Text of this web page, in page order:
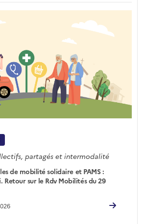
partagés et intermodalité
de mobilité solidaire et PAMS :
Retour sur le Rdv Mobilités du 29